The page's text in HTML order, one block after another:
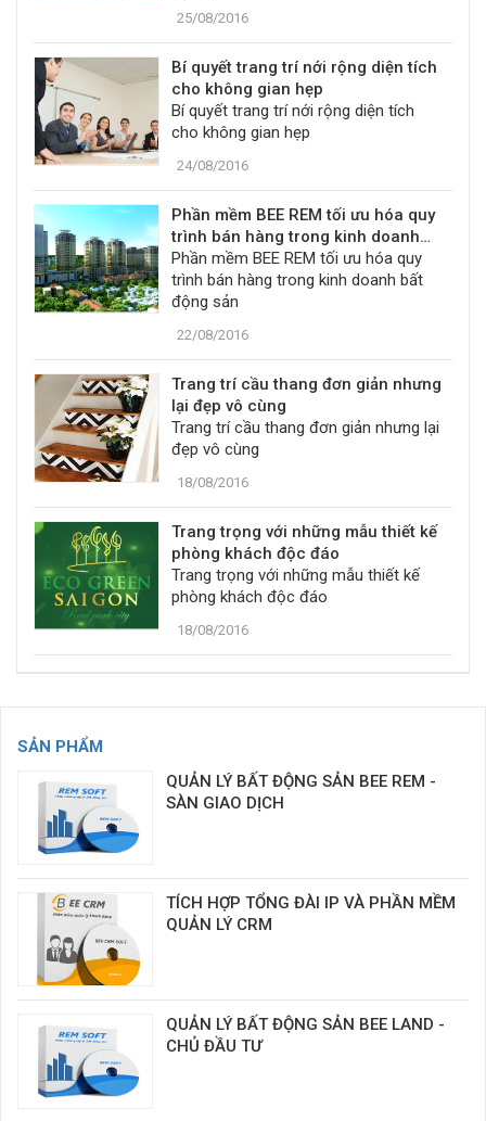
25/08/2016
Bí quyết trang trí nới rộng diện tích
cho không gian hẹp
Bí quyết trang trí nới rộng diện tích
cho không gian hẹp
24/08/2016
Phần mềm BEE REM tối ưu hóa quy
trình bán hàng trong kinh doanh
bất động sản
Phần mềm BEE REM tối ưu hóa quy
trình bán hàng trong kinh doanh bất
động sản
22/08/2016
Trang trí cầu thang đơn giản nhưng
lại đẹp vô cùng
Trang trí cầu thang đơn giản nhưng lại
đẹp vô cùng
18/08/2016
Trang trọng với những mẫu thiết kế
phòng khách độc đáo
Trang trọng với những mẫu thiết kế
phòng khách độc đáo
18/08/2016
SẢN PHẨM
QUẢN LÝ BẤT ĐỘNG SẢN BEE REM -
SÀN GIAO DỊCH
TÍCH HỢP TỔNG ĐÀI IP VÀ PHẦN MỀM
QUẢN LÝ CRM
QUẢN LÝ BẤT ĐỘNG SẢN BEE LAND -
CHỦ ĐẦU TƯ